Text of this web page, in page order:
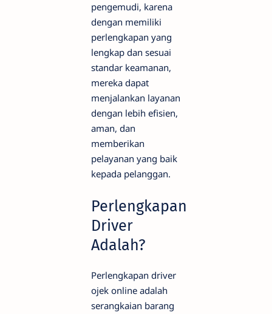
pengemudi, karena
dengan memiliki
perlengkapan yang
lengkap dan sesuai
standar keamanan,
mereka dapat
menjalankan layanan
dengan lebih efisien,
aman, dan
memberikan
pelayanan yang baik
kepada pelanggan.
Perlengkapan
Driver
Adalah?
Perlengkapan driver
ojek online adalah
serangkaian barang